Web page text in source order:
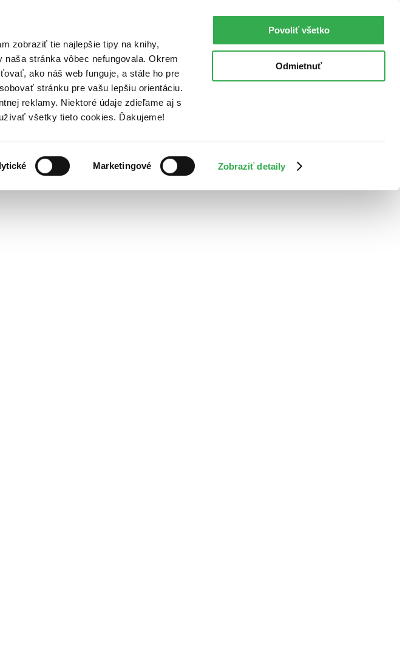
zobraziť tie najlepšie tipy na knihy,
stránka vôbec nefungovala. Okrem
ako náš web funguje, a stále ho pre
stránku pre vašu lepšiu orientáciu.
reklamy. Niektoré údaje zdieľame aj s
všetky tieto cookies. Ďakujeme!
Marketingové Zobraziť detaily
Povoliť všetko
Odmietnuť